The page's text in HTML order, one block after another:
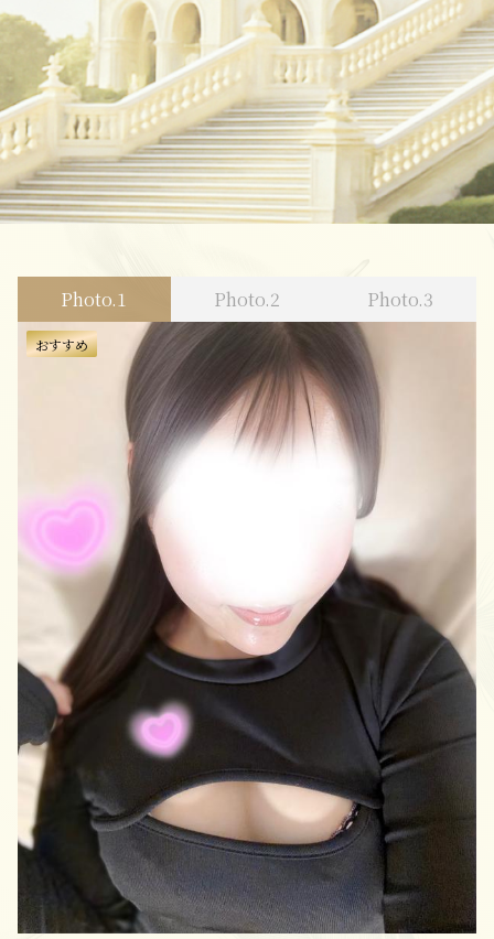
Photo.1 Photo.2 Photo.3
おすすめ